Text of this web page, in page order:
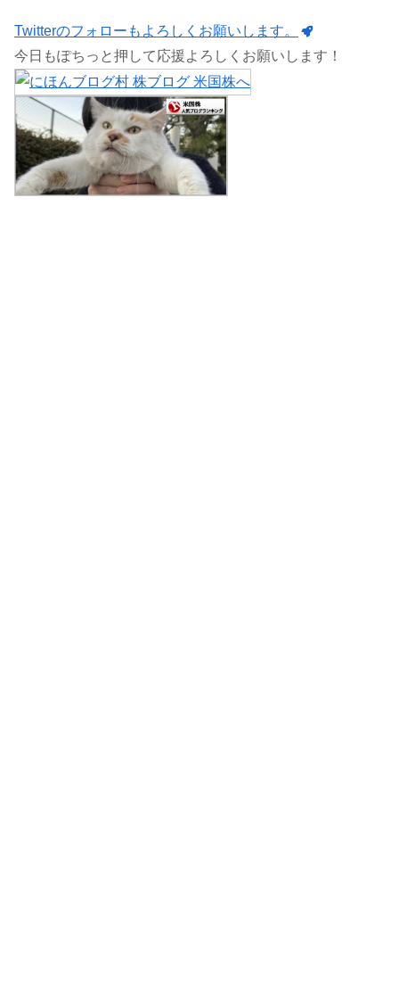
Twitterのフォローもよろしくお願いします。
今日もぽちっと押して応援よろしくお願いします！